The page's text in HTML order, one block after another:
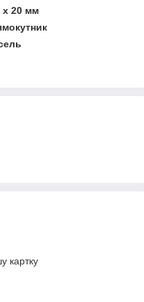
х 20 мм
картку